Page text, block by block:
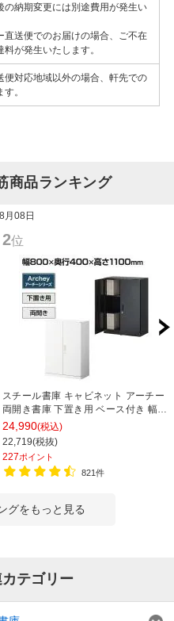
の納期変更には別途費用が発生い
直送便でのお届けの場合、ご不在
が発生いたします。
対応地域以外の場合、軒先での
。
商品ランキング
月08日
2位
スチール書庫 キャビネット アーチー
両開き書庫 下置き用 ベース付き 幅
800×奥行400×高さ1100mm
24,990(税込)
22,719(税抜)
227ポイント
821件
グをもっと見る
テゴリー